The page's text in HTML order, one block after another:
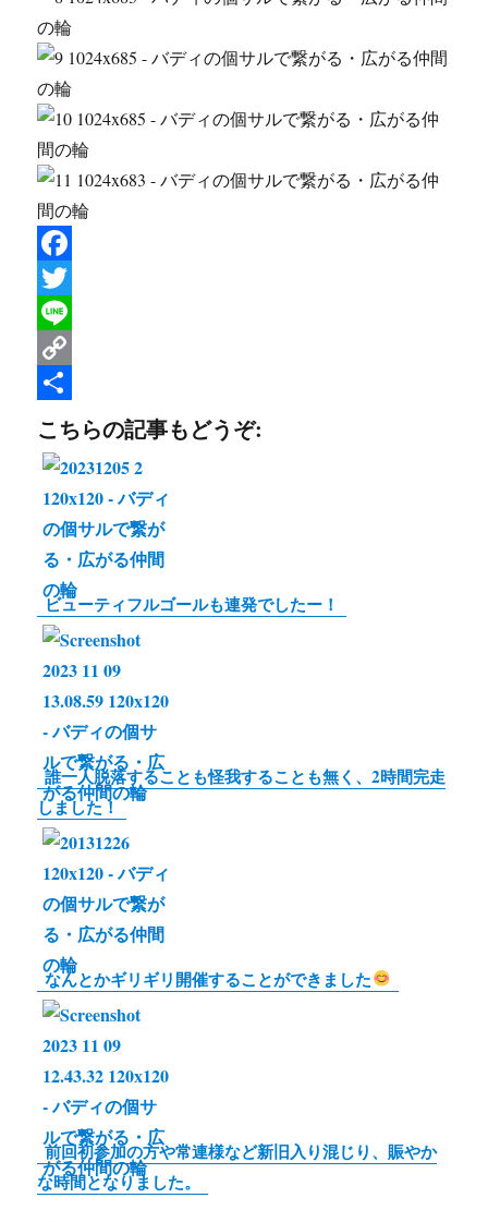
F
a
c
e
b
o
k
T
w
t
L
n
e
C
o
p
L
n
k
共
有
こちらの記事もどうぞ:
ビューティフルゴールも連発でしたー！
誰一人脱落することも怪我することも無く、2時間完走
しました！
なんとかギリギリ開催することができました
前回初参加の方や常連様など新旧入り混じり、賑やか
な時間となりました。